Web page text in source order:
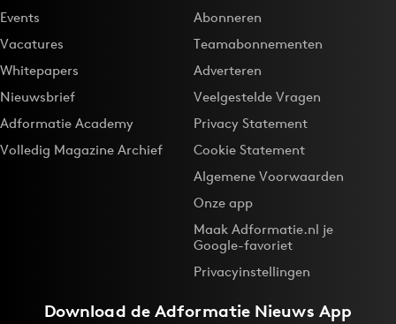
Events
Vacatures
Whitepapers
Nieuwsbrief
Adformatie Academy
Volledig Magazine Archief
Abonneren
Teamabonnementen
Adverteren
Veelgestelde Vragen
Privacy Statement
Cookie Statement
Algemene Voorwaarden
Onze app
Maak Adformatie.nl je
Google-favoriet
Privacyinstellingen
Download deAdformatie Nieuws App